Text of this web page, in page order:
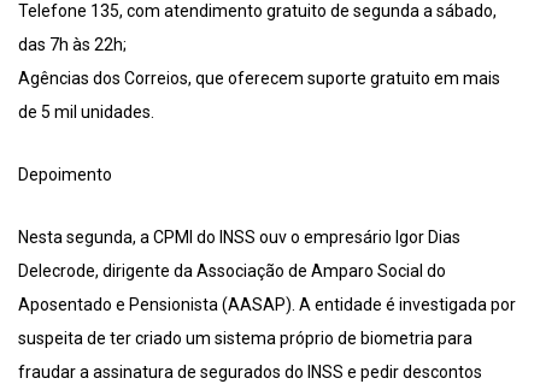
Telefone 135, com atendimento gratuito de segunda a sábado,
das 7h às 22h;
Agências dos Correios, que oferecem suporte gratuito em mais
de 5 mil unidades.
Depoimento
Nesta segunda, a CPMI do INSS ouv o empresário Igor Dias
Delecrode, dirigente da Associação de Amparo Social do
Aposentado e Pensionista (AASAP). A entidade é investigada por
suspeita de ter criado um sistema próprio de biometria para
fraudar a assinatura de segurados do INSS e pedir descontos